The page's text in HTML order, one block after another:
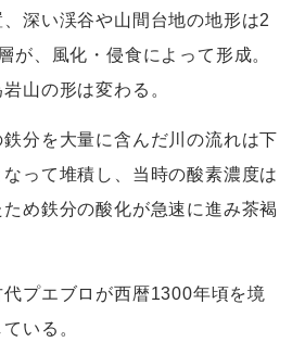
深い渓谷や山間台地の地形は2
が、風化・侵食によって形成。
山の形は変わる。
分を大量に含んだ川の流れは下
って堆積し、当時の酸素濃度は
め鉄分の酸化が急速に進み茶褐
プエブロが西暦1300年頃を境
いる。